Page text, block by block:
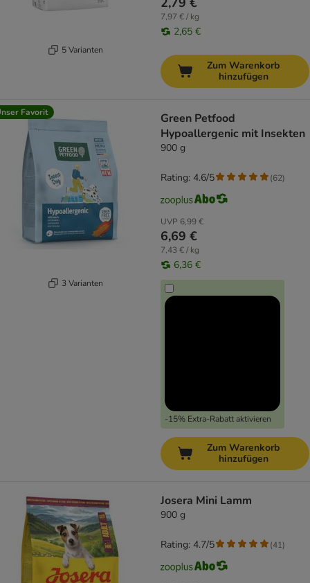
5 Varianten
7,97 € / kg
2,65 €
Zum Warenkorb
hinzufügen
Favorit
3 Varianten
Green Petfood
Hypoallergenic mit Insekten
900 g
UVP 6,99 €
6,69 €
7,43 € / kg
6,36 €
-15% Extra-Rabatt aktivieren
Rating: 4.6/5 (62)
Zum Warenkorb
hinzufügen
Josera Mini Lamm
900 g
Rating: 4.7/5 (41)